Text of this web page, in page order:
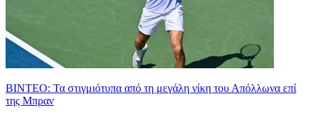
ΒΙΝΤΕΟ: Τα στιγμιότυπα από τη μεγάλη νίκη του Απόλλωνα επί
της Μπραν